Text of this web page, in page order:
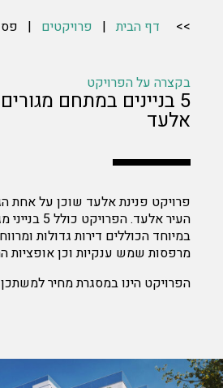
>> דף הבית| פרויקטים |
בקצרה על הפרויקט
5 בניינים במתחם
אלעד
פרויקט פנינת אלעד שוכן על אחת
העיר אלעד.
במיוחד הכוללים דירות גדולות
מרפסות שמש ענקיות וכן אופציות
הפרויקט הינו במסגרת מחיר